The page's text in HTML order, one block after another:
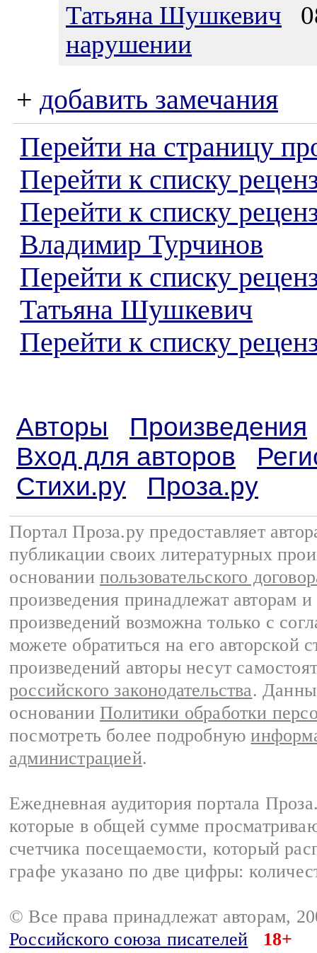
Татьяна Шушкевич
нарушении
+ добавить замечания
Перейти на страницу
Перейти к списку
Перейти к списку
Владимир Турчинов
Перейти к списку
Татьяна Шушкевич
Перейти к списку
Авторы
Произведения
Вход для авторов
Стихи.ру
Проза.ру
Портал Проза.ру предоставляет
публикации своих литературных
основании пользовательского
произведения принадлежат авторам
произведений возможна только с
можете обратиться на его авторской
произведений авторы несут
российского законодательства.
основании Политики обработки
посмотреть более подробную
администрацией.
Ежедневная аудитория портала
которые в общей сумме
счетчика посещаемости, который
графе указано по две цифры:
© Все права принадлежат авторам,
Российского союза писателей
18+